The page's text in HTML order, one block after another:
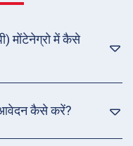
मोंटेनेग्रो में कैसे
आवेदन कैसे करें?